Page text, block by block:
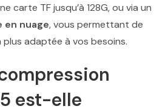
carte TF jusqu’à 128G, ou via un
en nuage, vous permettant de
adaptée à vos besoins.
est-elle